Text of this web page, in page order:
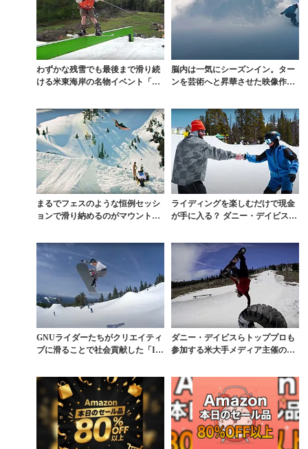
わずかな残雪でも最後まで滑り続
ける米東海岸の名物イベント「PE
脳内は一気にシーズンイン。ター
ンを芸術へと昇華させた映像作品
まるでフェスのような恒例セッシ
ョンで滑り納めるのがマウントベ
ライディングを楽しむだけで現金
が手に入る？ ダニー・デイビスが
GNUライダーたちがクリエイティ
ブに滑ることで社会貢献した「I
ダニー・デイビスらトッププロも
参加する米大手メディア主催のサ